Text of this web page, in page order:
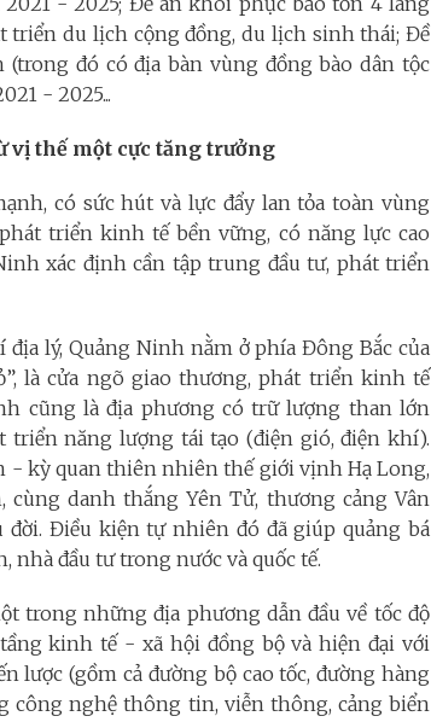
du lịch cộng đồng, du lịch sinh thái; Đề
đó có địa bàn vùng đồng bào dân tộc
- 2025...
vị thế một cực tăng trưởng
có sức hút và lực đẩy lan tỏa toàn vùng
triển kinh tế bền vững, có năng lực cao
xác định cần tập trung đầu tư, phát triển
lý, Quảng Ninh nằm ở phía Đông Bắc của
là cửa ngõ giao thương, phát triển kinh tế
cũng là địa phương có trữ lượng than lớn
năng lượng tái tạo (điện gió, điện khí).
- kỳ quan thiên nhiên thế giới vịnh Hạ Long,
cùng danh thắng Yên Tử, thương cảng Vân
Điều kiện tự nhiên đó đã giúp quảng bá
đầu tư trong nước và quốc tế.
trong những địa phương dẫn đầu về tốc độ
kinh tế - xã hội đồng bộ và hiện đại với
(gồm cả đường bộ cao tốc, đường hàng
công nghệ thông tin, viễn thông, cảng biển